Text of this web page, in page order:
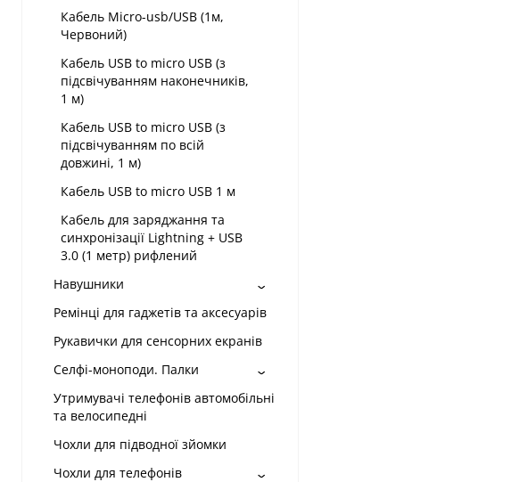
Кабель Micro-usb/USB (1м,
Червоний)
Кабель USB to micro USB (з
підсвічуванням наконечників,
1 м)
Кабель USB to micro USB (з
підсвічуванням по всій
довжині, 1 м)
Кабель USB to micro USB 1 м
Кабель для заряджання та
синхронізації Lightning + USB
3.0 (1 метр) рифлений
Навушники
Ремінці для гаджетів та аксесуарів
Рукавички для сенсорних екранів
Селфі-моноподи. Палки
Утримувачі телефонів автомобільні
та велосипедні
Чохли для підводної зйомки
Чохли для телефонів